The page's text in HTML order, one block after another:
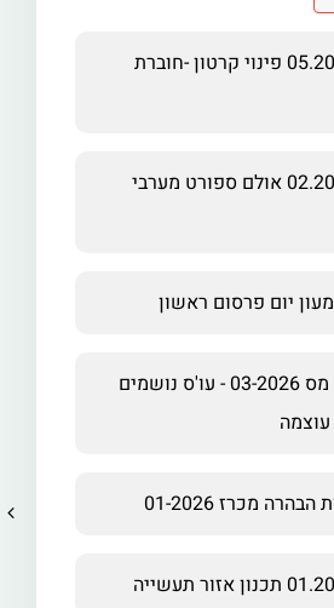
מכרז פומבי 05.2026 פינוי קרטון -חוברת
מכרז פומבי 02.2026 אולם ספורט מערבי
יום פרסום ראשון
מכרז פומבי כא מס 03-2026 - עו'ס נושמים
מכרז 01-2026